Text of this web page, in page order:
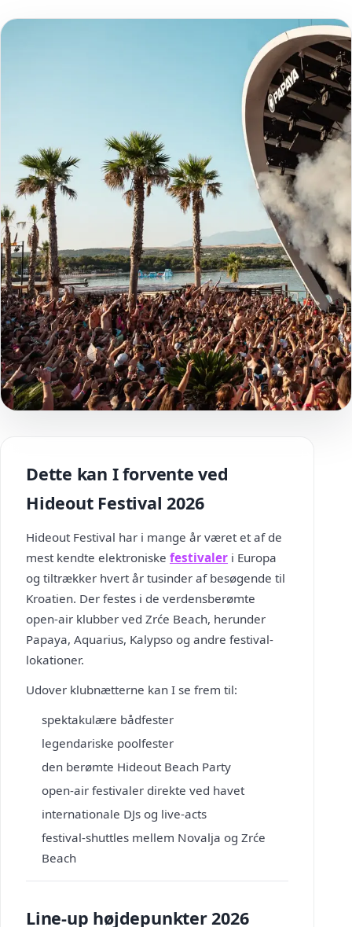
Dette kan I forvente ved
Hideout Festival 2026
Hideout Festival har i mange år været et af de
mest kendte elektroniske festivaler i Europa
og tiltrækker hvert år tusinder af besøgende til
Kroatien. Der festes i de verdensberømte
open-air klubber ved Zrće Beach, herunder
Papaya, Aquarius, Kalypso og andre festival-
lokationer.
Udover klubnætterne kan I se frem til:
spektakulære bådfester
legendariske poolfester
den berømte Hideout Beach Party
open-air festivaler direkte ved havet
internationale DJs og live-acts
festival-shuttles mellem Novalja og Zrće
Beach
Line-up højdepunkter 2026